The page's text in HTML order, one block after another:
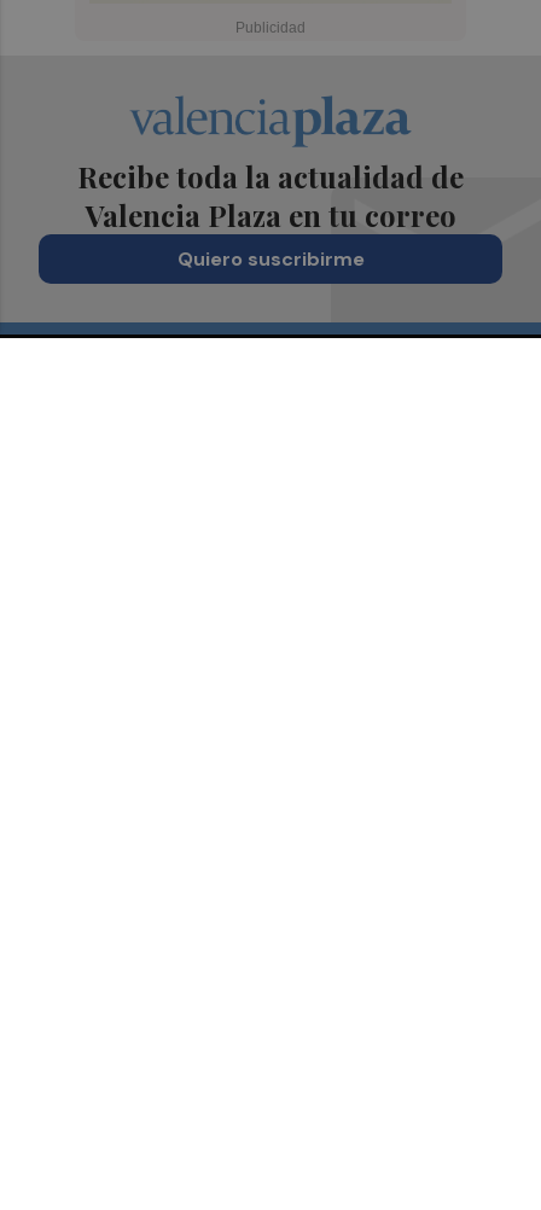
Recibe toda la actualidad de
Valencia Plaza en tu correo
Quiero suscribirme